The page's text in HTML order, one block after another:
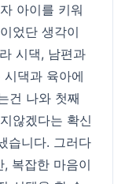
아이를 키워
었단 생각이
시댁, 남편과
댁과 육아에
건 나와 첫째
않겠다는 확신
습니다. 그러다
복잡한 마음이